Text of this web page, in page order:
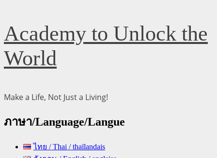
Skip
to
content
Academy to Unlock the
World
Make a Life, Not Just a Living!
ภาษา/Language/Langue
ไทย / Thai / thaïlandais